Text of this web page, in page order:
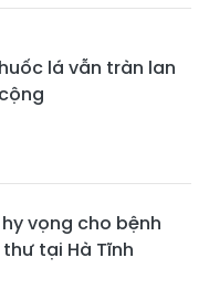
lá vẫn tràn lan
vọng cho bệnh
tại Hà Tĩnh